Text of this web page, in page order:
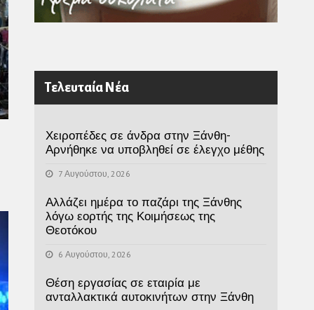
Τελευταία Νέα
Χειροπέδες σε άνδρα στην Ξάνθη-
Αρνήθηκε να υποβληθεί σε έλεγχο μέθης
7 Αυγούστου, 2026
Αλλάζει ημέρα το παζάρι της Ξάνθης
λόγω εορτής της Κοιμήσεως της
Θεοτόκου
6 Αυγούστου, 2026
Θέση εργασίας σε εταιρία με
ανταλλακτικά αυτοκινήτων στην Ξάνθη